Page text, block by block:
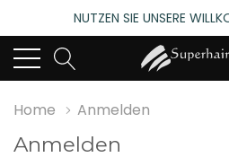
NUTZEN SIE UNSERE
4.6
(485 bewertungen)
NUTZEN SIE UNSERE
Home Anmelden
Anmelden